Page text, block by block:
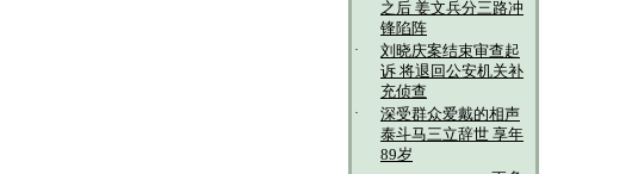
之后 姜文兵分三路冲
锋陷阵
·
刘晓庆案结束审查起
诉 将退回公安机关补
充侦查
·
深受群众爱戴的相声
泰斗马三立辞世 享年
89岁